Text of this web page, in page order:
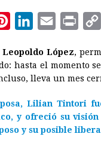
n
t
r
e
n
k
d
I
a
i
i
n
Leopoldo López,
hasta el momento
lleva un mes
Lilian Tintori
y ofreció su
y su posible